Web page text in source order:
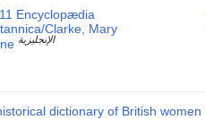
Encyclopædia
Clarke, Mary
الإنجليزية
dictionary of British women